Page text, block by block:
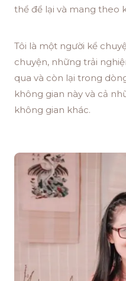
thể để lại và mang theo
Tôi là một người kể
chuyện, những trải
qua và còn lại trong
không gian này và cả
không gian khác.